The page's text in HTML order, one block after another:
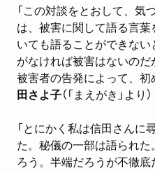
「この対談をとおして、
は、被害に関して語る言
いても語ることができな
がなければ被害はないのだ
被害者の告発によって、初
田さよ子（「まえがき」より）
「とにかく私は信田さんに
た。秘儀の一部は語られ
ろう。半端だろうが不徹